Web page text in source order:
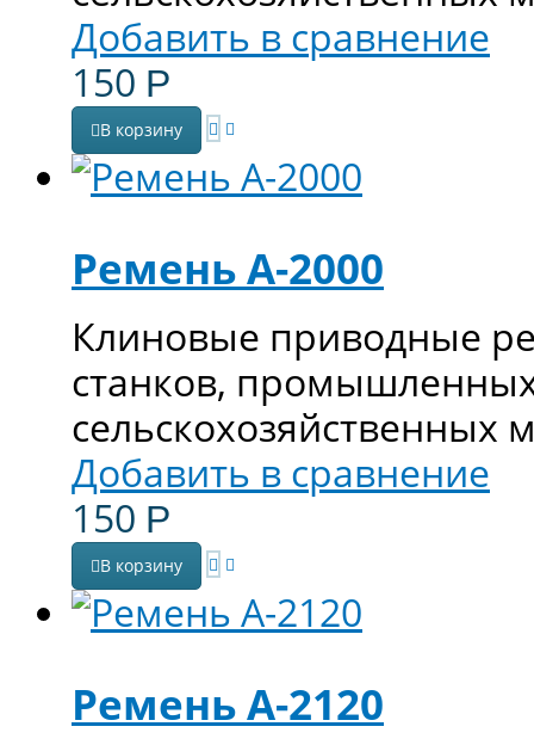
Добавить в сравнение
150 Р
В корзину
Ремень А-2000
Клиновые приводные
станков,
Добавить в сравнение
150 Р
В корзину
Ремень А-2120